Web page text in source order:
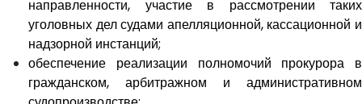
направленности, участие в рассмотрении таких
уголовных дел судами апелляционной, кассационной и
надзорной инстанций;
обеспечение реализации полномочий прокурора в
гражданском, арбитражном и административном